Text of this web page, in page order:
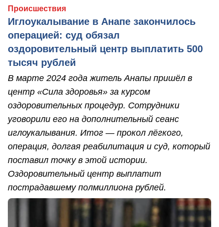
Происшествия
Иглоукалывание в Анапе закончилось
операцией: суд обязал
оздоровительный центр выплатить 500
тысяч рублей
В марте 2024 года житель Анапы пришёл в
центр «Сила здоровья» за курсом
оздоровительных процедур. Сотрудники
уговорили его на дополнительный сеанс
иглоукалывания. Итог — прокол лёгкого,
операция, долгая реабилитация и суд, который
поставил точку в этой истории.
Оздоровительный центр выплатит
пострадавшему полмиллиона рублей.